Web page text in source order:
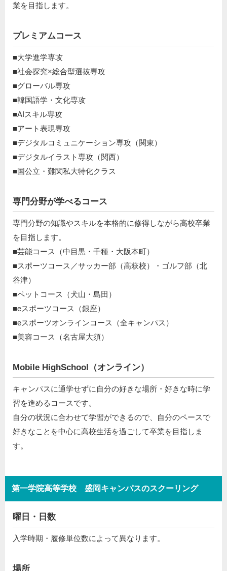
業を目指します。
プレミアムコース
■大学進学専攻
■社会探究×総合型選抜専攻
■グローバル専攻
■韓国語学・文化専攻
■AIスキル専攻
■アート表現専攻
■デジタルコミュニケーション専攻（関東）
■デジタルイラスト専攻（関西）
■国公立・難関私大特化クラス
専門分野が学べるコース
専門分野の知識やスキルを本格的に修得しながら高校卒業
を目指します。
■芸能コース（中目黒・千種・大阪本町）
■スポーツコース／サッカー部（高萩校）・ゴルフ部（北
谷津）
■ペットコース（犬山・島田）
■eスポーツコース（銀座）
■eスポーツオンラインコース（全キャンパス）
■美容コース（名古屋大須）
Mobile HighSchool（オンライン）
キャンパスに通学せずに自分の好きな場所・好きな時に学
習を進めるコースです。
自分の状況に合わせて学習ができるので、自分のペースで
好きなことを中心に高校生活を過ごして卒業を目指しま
す。
第一学院高等学校 盛岡キャンパスのスクーリング
曜日・日数
入学時期・履修単位数によって異なります。
場所